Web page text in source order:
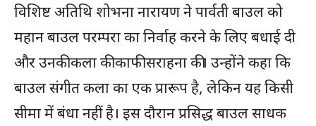
विशिष्ट अतिथि शोभना नारायण ने पार्वती बाउल को
महान बाउल परम्परा का निर्वाह करने के लिए बधाई दी
और उनकी कला की काफी सराहना की। उन्होंने कहा कि
बाउल संगीत कला का एक प्रारूप है, लेकिन यह किसी
सीमा में बंधा नहीं है। इस दौरान प्रसिद्ध बाउल साधक